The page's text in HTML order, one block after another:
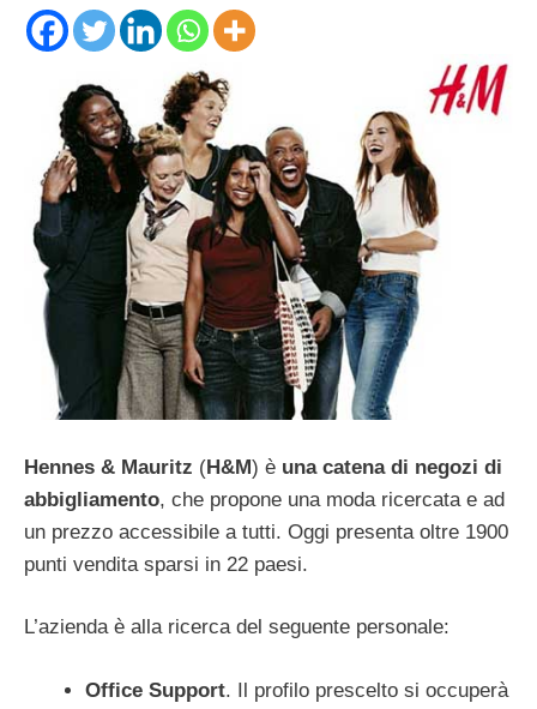
Hennes & Mauritz (H&M) è una catena di negozi di
abbigliamento, che propone una moda ricercata e ad
un prezzo accessibile a tutti. Oggi presenta oltre 1900
punti vendita sparsi in 22 paesi.
L’azienda è alla ricerca del seguente personale:
Office Support. Il profilo prescelto si occuperà